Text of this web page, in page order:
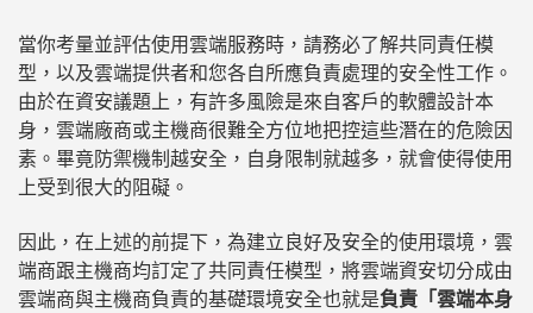
當你考量並評估使用雲端服務時，請務必了解共同責任模
型，以及雲端提供者和您各自所應負責處理的安全性工作。
由於在資安議題上，有許多風險是來自客戶的軟體設計本
身，雲端廠商或主機商很難全方位地把控這些潛在的危險因
素。畢竟防禦機制越安全，自身限制就越多，就會使得使用
上受到很大的阻礙。
因此，在上述的前提下，為建立良好及安全的使用環境，雲
端商跟主機商均訂定了共同責任模型，將雲端資安切分成由
雲端商與主機商負責的基礎環境安全也就是負責「雲端本身